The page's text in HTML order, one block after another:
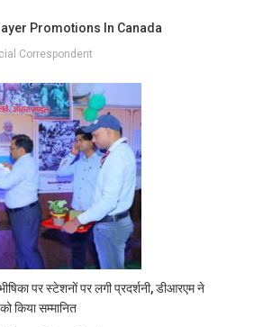
Promotions In Canada
Correspondent
पर स्टेशनों पर लगी प्रदर्शनी, डीआरएम ने
किया सम्मानित